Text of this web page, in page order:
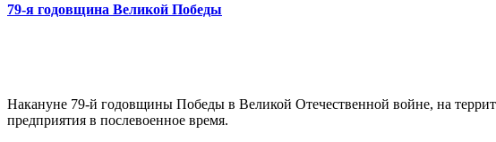
79-я годовщина Великой Победы
Накануне 79-й годовщины Победы в Великой Отечественной войне, на
предприятия в послевоенное время.